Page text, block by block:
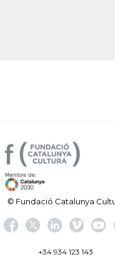
© Fundació Catalunya
+34 934 123 143